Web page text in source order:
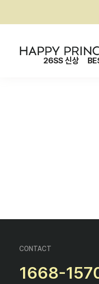
26SS 신상
CONTACT
1668-